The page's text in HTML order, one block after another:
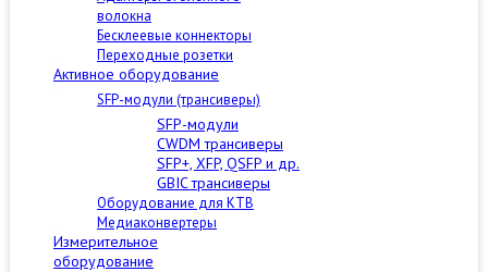
волокна
Бесклеевые коннекторы
Переходные розетки
Активное оборудование
SFP-модули (трансиверы)
SFP-модули
CWDM трансиверы
SFP+, XFP, QSFP и др.
GBIC трансиверы
Оборудование для КТВ
Медиаконвертеры
Измерительное
оборудование